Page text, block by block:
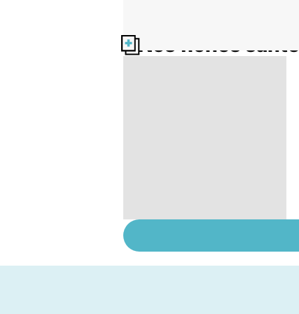
Nos fiches santé
choisir vos matières